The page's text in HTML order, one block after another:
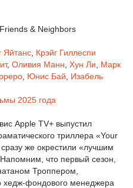
& Neighbors
Яйтанс Крэйг Гиллеспи
, Оливия Манн Хун Ли
Марк
Юнис Бай
Изабель
2025 года
Apple TV+ выпустил
триллера «Your
же окрестили «лучшим
что первый сезон,
Троппером,
хедж-фондового менеджера